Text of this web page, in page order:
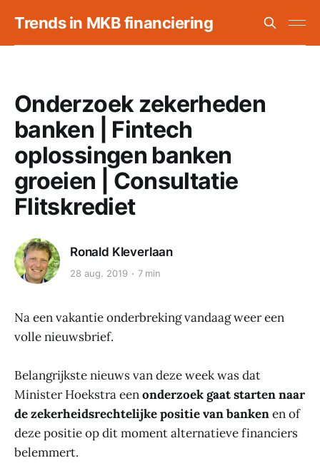
Trends in MKB financiering
Onderzoek zekerheden
banken | Fintech
oplossingen banken
groeien | Consultatie
Flitskrediet
Ronald Kleverlaan
28 aug. 2019 7 min
Na een vakantie onderbreking vandaag weer een
volle nieuwsbrief.
Belangrijkste nieuws van deze week was dat
Minister Hoekstra eenonderzoek gaat starten naar
de zekerheidsrechtelijke positie van bankenen of
deze positie op dit moment alternatieve financiers
belemmert.